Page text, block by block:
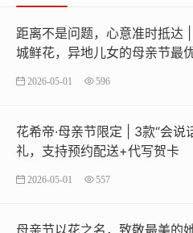
为用户提供更加精准的鲜花推
用户在购买前就能预览鲜花的
同时，环保和可持续发展也将
重要发展方向。平台和花店
以通过推广本地种植的鲜花，
实现绿色配送。
答：订花快鲜花配送平台可以
距离不是问题，心意准时抵达
城鲜花，异地儿女的母亲节最
2026-05-01 596
花希帝·母亲节限定 | 3款“会说
礼，支持预约配送+代写贺卡
2026-05-01 557